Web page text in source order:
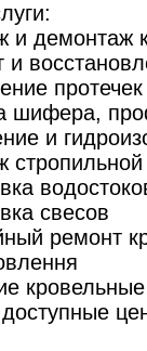
и демонтаж
и
протечек
шифера,
и
свесов
ремонт